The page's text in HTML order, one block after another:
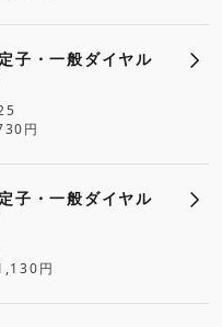
子・一般ダイヤル
円
子・一般ダイヤル
円